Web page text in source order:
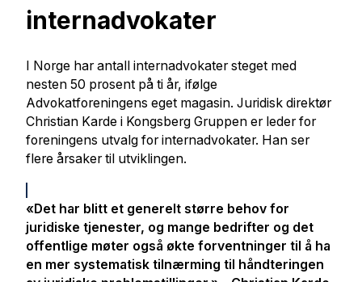
internadvokater
I Norge har antall internadvokater steget med
nesten 50 prosent på ti år, ifølge
Advokatforeningens eget magasin. Juridisk direktør
Christian Karde i Kongsberg Gruppen er leder for
foreningens utvalg for internadvokater. Han ser
flere årsaker til utviklingen.
«Det har blitt et generelt større behov for
juridiske tjenester, og mange bedrifter og det
offentlige møter også økte forventninger til å ha
en mer systematisk tilnærming til håndteringen